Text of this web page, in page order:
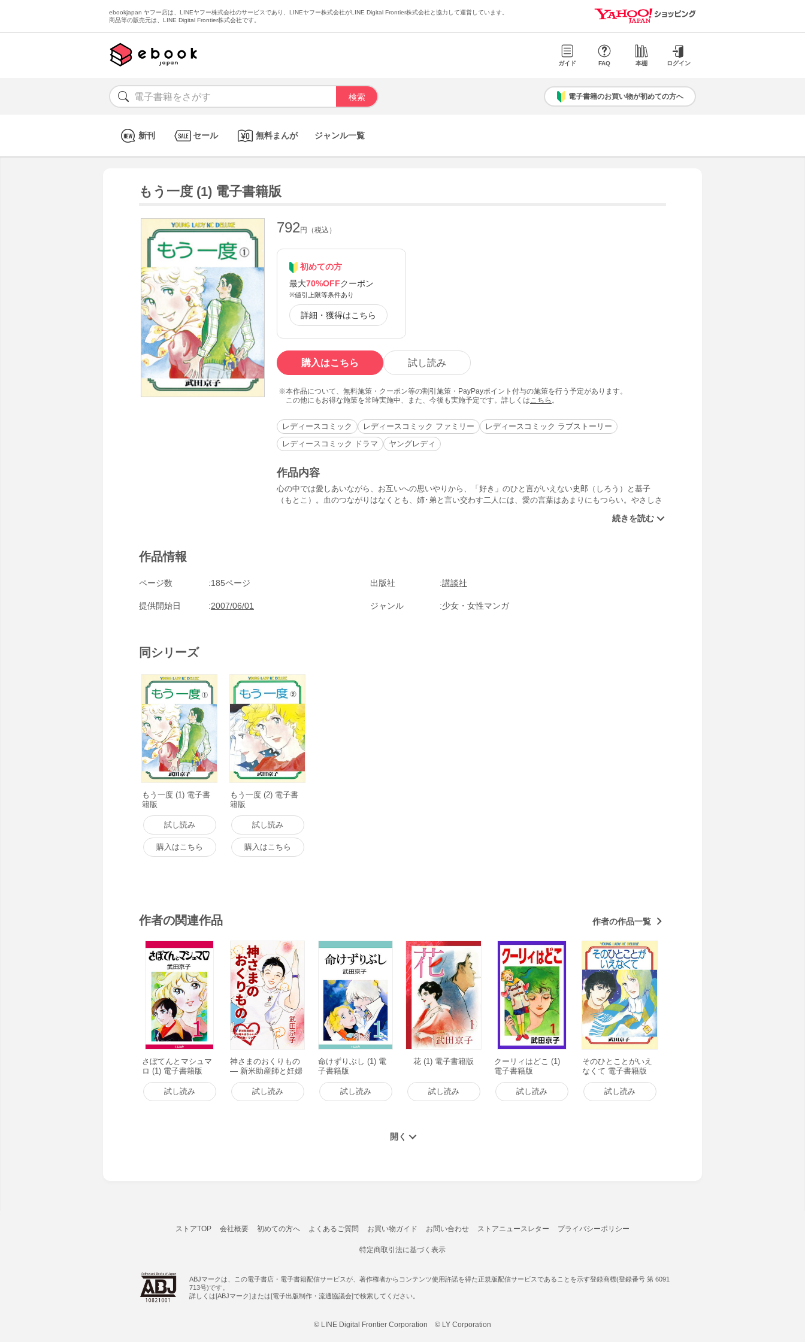
ebookjapan ヤフー店は、LINEヤフー株式会社のサービスであり、LINEヤフー株式会社がLINE Digital Frontier株式会社と協力して運営しています。
商品等の販売元は、LINE Digital Frontier株式会社です。
ガイド FAQ 本棚 ログイン
電子書籍のお買い物が初めての方へ
新刊 セール 無料まんが ジャンル一覧
もう一度 (1) 電子書籍版
792円（税込）
初めての方
最大70%OFFクーポン
※値引上限等条件あり
詳細・獲得はこちら
購入はこちら 試し読み
本作品について、無料施策・クーポン等の割引施策・PayPayポイント付与の施策を行う予定があります。
この他にもお得な施策を常時実施中、また、今後も実施予定です。詳しくは こちら 。
レディースコミック レディースコミック ファミリー
レディースコミック ラブストーリー
レディースコミック ドラマ
ヤングレディ
作品内容
心の中では愛しあいながら、お互いへの思いやりから、「好き」のひと言がいえない史郎（しろう）と基子
（もとこ）。血のつながりはなくとも、姉･弟と言い交わす二人には、愛の言葉はあまりにもつらい。やさしさ
作品情報
ページ数 185ページ 出版社 講談社
提供開始日 2007/06/01 ジャンル 少女・女性マンガ
同シリーズ
もう一度 (1) 電子書
籍版
試し読み
購入はこちら
もう一度 (2) 電子書
籍版
試し読み
購入はこちら
作者の関連作品 作者の作品一覧
さぼてんとマシュマ
ロ (1) 電子書籍版
試し読み
神さまのおくりもの
― 新米助産師と妊婦
&赤ちゃんの感動ド
ラマ 電子書籍版
試し読み
命けずりぶし (1) 電
子書籍版
試し読み
花 (1) 電子書籍版
試し読み
クーリィはどこ (1)
電子書籍版
試し読み
そのひとことがいえ
なくて 電子書籍版
試し読み
ストアTOP 会社概要 初めての方へ よくあるご質問 お買い物ガイド お問い合わせ ストアニュースレター プライバシーポリシー
特定商取引法に基づく表示
ABJマークは、この電子書店・電子書籍配信サービスが、著作権者からコンテンツ使用許諾を得た正規版配信サービスであることを示す登録商標(登録番号 第 6091
713号)です。
詳しくは[ABJマーク]または[電子出版制作・流通協議会]で検索してください。
© LINE Digital Frontier Corporation © LY Corporation